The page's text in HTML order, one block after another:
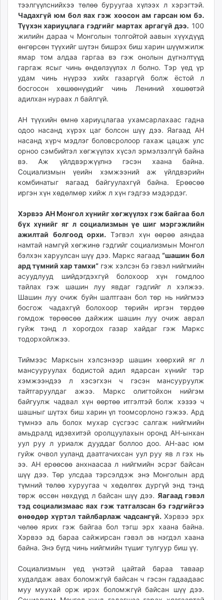
тээлгүүлснийхээ төлөө буруугаа хүлээх л хэрэгтэй.
Чадахгүй юм бол яах гэж хоосон ам гарсан юм бэ.
Түүхэн хариуцлага гэдгийг мартах аргагүй дээ. 100
жилийн дараа ч Монголын толгойтой аавын хүүхдүүд
өнгөрсөн түүхийг шүтэн бишрэх биш харин шүүмжилж
ямар том алдаа гаргаа вэ гэж онолын дүгнэлтүүд
гаргаж ясыг чинь өндөлзүүлэх л болно. Тэр үед үр
удам чинь нүүрээ хийх газаргүй болж ёстой л
босгосон хөшөөнүүдийг чинь Лениний хөшөөтэй
адилхан нураах л байлгүй.
АН түүхийн өмнө хариуцлагаа ухамсарлахаас гадна
одоо насанд хүрэх цаг болсон шүү дээ. Яагаад АН
насанд хүрч мэдлэг боловсролоор гахаж цацаж улс
орноо сэмбийтэл хөгжүүлэх хүсэл эрмэлзэлгүй байна
вэ. Аж үйлдвэржүүлнэ гэсэн хаана байна.
Социализмын үеийн хэмжээний аж үйлдвэрийн
комбинатыг яагаад байгуулахгүй байна. Ерөөсөө
иргэн хүн хөдөлмөр хийж л хүн гэдгээ мэдэрдэг.
Хэрвээ АН Монгол хүнийг хөгжүүлэх гэж байгаа бол
бүх хүнийг яг л социализмын үе шиг мэргэжлийн
ажилтай болгоод орхи. Тэгвэл хүн өөрөө аяндаа
намтай намгүй хөгжинө гэдгийг социализмын Монгол
бэлхэн харуулсан шүү дээ. Маркс яагаад “шашин бол
ард түмний хар тамхи” гэж хэлсэн бэ гэвэл нийгмийн
асуудлууд шийдэгдэхгүй болохоор хүн гомдлоо
тайлах гэж шашин луу явдаг гэдгийг л хэлжээ.
Шашин луу очиж буйн шалтгаан бол төр нь нийгмээ
босгож чадахгүй болохоор төрийн иргэн төрдөө
гомдож төрөөсөө дайжиж шашин луу очиж аврал
гуйж тэнд л хорогдох газар хайдаг гэж Маркс
тодорхойлжээ.
Тиймээс Марксын хэлсэнээр шашин хөөрхий яг л
мансууруулах бодистой адил ядарсан хүнийг тэр
хэмжээндээ л хэсэгхэн ч гэсэн мансууруулж
тайтгаруулдаг ажээ. Маркс олигтойхон нийгэм
байгуулж чадвал хүн өөртөө итгэлтэй болж хэзээ ч
шашныг шүтэх биш харин үл тоомсорлоно гэжээ. Ард
түмнээ аль болох мухар сүсгээс салгаж нийгмийн
амьдралд идэвхитэй оролцуулахын оронд АН-ынхан
уул руу л уриалж дууддаг боллоо доо. АН-аас юм
гуйж очвол ууланд даатгачихсан уул руу яв л гэх нь
ээ. АН ерөөсөө анхнаасаа л нийгмийн эсрэг байсан
шүү дээ. Төр улсдаа тэрсэлдэж энэ Монголын ард
түмний төлөө хуруугаа ч хөдөлгөх дургүй энд тэнд
төрж өссөн нөхдүүд л байсан шүү дээ. Яагаад гэвэл
тэд социализмаас яах гэж татгалзсан бэ гэдгийгээ
өнөөдөр хүртэл тайлбарлаж чадсангүй. Хэрвээ эрх
чөлөө ярих гэж байгаа бол тэгш эрх хаана байна.
Хэрвээ эд бараа сайжирсан гэвэл эв нэгдэл хаана
байна. Энэ бүгд чинь нийгмийн түшиг тулгуур биш үү.
Социализмын үед үнэтэй цайтай бараа таваар
худалдаж авах боломжгүй байсан ч гэсэн гадаадаас
муу муухай орж ирэх боломжгүй байсан шүү дээ.